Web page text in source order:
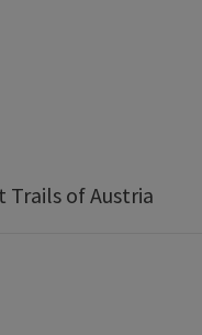
Trails of Austria